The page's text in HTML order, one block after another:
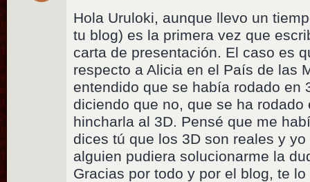
Hola Uruloki, aunque llevo un
tu blog) es la primera vez que
carta de presentación. El caso es
respecto a Alicia en el País de las
entendido que se había rodado en
diciendo que no, que se ha rodado
hincharla al 3D. Pensé que me
dices tú que los 3D son reales y
alguien pudiera solucionarme la
Gracias por todo y por el blog, te